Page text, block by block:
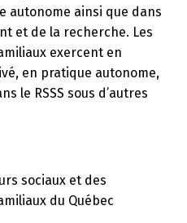
autonome ainsi que dans
et de la recherche. Les
exercent en
en pratique autonome,
le RSSS sous d’autres
sociaux et des
du Québec